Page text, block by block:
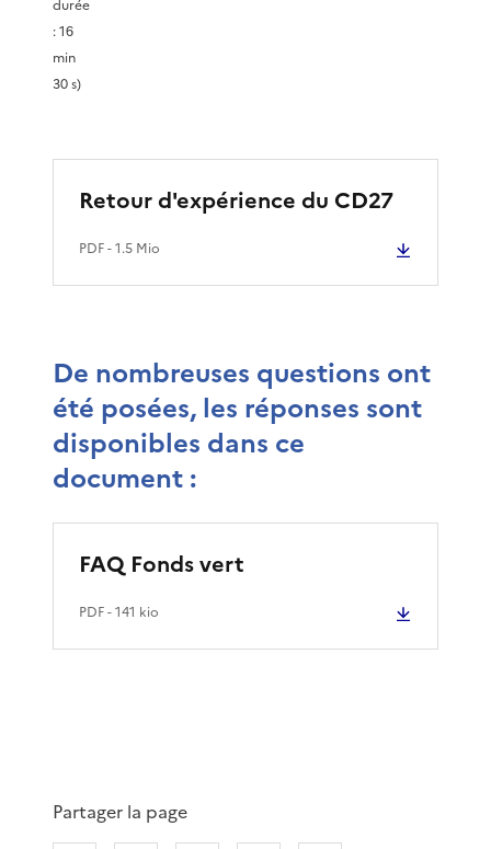
v
i
o
durée
: 16
min
30 s)
Retour d'expérience du CD27
PDF- 1.5 Mio
De nombreuses questions ont
été posées, les réponses sont
disponibles dans ce
document :
FAQ Fonds vert
PDF- 141 kio
Partager la page